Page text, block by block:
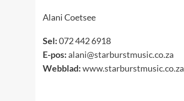
Alani Coetsee
Sel:072 442 6918
E-pos: alani@starburstmusic.co.za
Webblad:www.starburstmusic.co.za